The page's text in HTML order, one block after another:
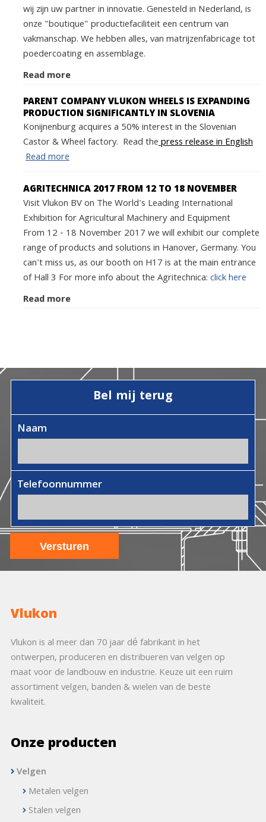
wij zijn uw partner in innovatie. Genesteld in Nederland, is
onze "boutique" productiefaciliteit een centrum van
vakmanschap. We hebben alles, van matrijzenfabricage tot
poedercoating en assemblage.
Read more
PARENT COMPANY VLUKON WHEELS IS EXPANDING
PRODUCTION SIGNIFICANTLY IN SLOVENIA
Konijnenburg acquires a 50% interest in the Slovenian
Castor & Wheel factory. Read thepress release in English
Read more
AGRITECHNICA 2017 FROM 12 TO 18 NOVEMBER
Visit Vlukon BV on The World's Leading International
Exhibition for Agricultural Machinery and Equipment
From 12 - 18 November 2017 we will exhibit our complete
range of products and solutions in Hanover, Germany. You
can't miss us, as our booth on H17 is at the main entrance
of Hall 3 For more info about the Agritechnica:click here
Read more
Bel mij terug
Naam
Telefoonnummer
Vlukon
Vlukon is al meer dan 70 jaar dé fabrikant in het
ontwerpen, produceren en distribueren van velgen op
maat voor de landbouw en industrie. Keuze uit een ruim
assortiment velgen, banden & wielen van de beste
kwaliteit.
Onze producten
Velgen
Metalen velgen
Stalen velgen